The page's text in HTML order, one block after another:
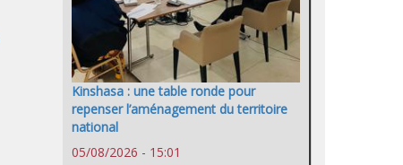
Kinshasa : une table ronde pour
repenser l’aménagement du territoire
national
05/08/2026 - 15:01